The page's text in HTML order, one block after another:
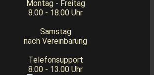
Montag - Freitag
8.00 - 18.00 Uhr
Samstag
nach Vereinbarung
Telefonsupport
8.00 - 13.00 Uhr